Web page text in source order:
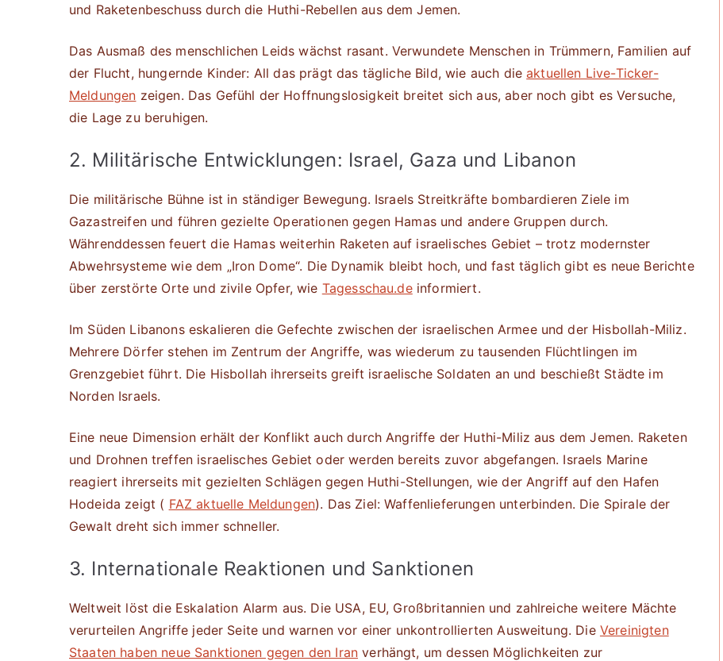
und Raketenbeschuss durch die Huthi-Rebellen aus dem Jemen.
Das Ausmaß des menschlichen Leids wächst rasant. Verwundete Menschen in Trümmern, Familien auf
der Flucht, hungernde Kinder: All das prägt das tägliche Bild, wie auch dieaktuellen Live-Ticker-
Meldungen zeigen. Das Gefühl der Hoffnungslosigkeit breitet sich aus, aber noch gibt es Versuche,
die Lage zu beruhigen.
2. Militärische Entwicklungen: Israel, Gaza und Libanon
Die militärische Bühne ist in ständiger Bewegung. Israels Streitkräfte bombardieren Ziele im
Gazastreifen und führen gezielte Operationen gegen Hamas und andere Gruppen durch.
Währenddessen feuert die Hamas weiterhin Raketen auf israelisches Gebiet – trotz modernster
Abwehrsysteme wie dem „Iron Dome“. Die Dynamik bleibt hoch, und fast täglich gibt es neue Berichte
über zerstörte Orte und zivile Opfer, wie Tagesschau.deinformiert.
Im Süden Libanons eskalieren die Gefechte zwischen der israelischen Armee und der Hisbollah-Miliz.
Mehrere Dörfer stehen im Zentrum der Angriffe, was wiederum zu tausenden Flüchtlingen im
Grenzgebiet führt. Die Hisbollah ihrerseits greift israelische Soldaten an und beschießt Städte im
Norden Israels.
Eine neue Dimension erhält der Konflikt auch durch Angriffe der Huthi-Miliz aus dem Jemen. Raketen
und Drohnen treffen israelisches Gebiet oder werden bereits zuvor abgefangen. Israels Marine
reagiert ihrerseits mit gezielten Schlägen gegen Huthi-Stellungen, wie der Angriff auf den Hafen
Hodeida zeigt ( FAZ aktuelle Meldungen). Das Ziel: Waffenlieferungen unterbinden. Die Spirale der
Gewalt dreht sich immer schneller.
3. Internationale Reaktionen und Sanktionen
Weltweit löst die Eskalation Alarm aus. Die USA, EU, Großbritannien und zahlreiche weitere Mächte
verurteilen Angriffe jeder Seite und warnen vor einer unkontrollierten Ausweitung. Die Vereinigten
Staaten haben neue Sanktionen gegen den Iran verhängt, um dessen Möglichkeiten zur